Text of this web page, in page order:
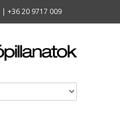
| +36 20 9717 009